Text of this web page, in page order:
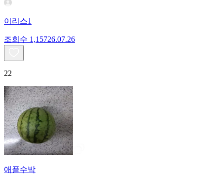
이리스1
조회수 1,15726.07.26
22
애플수박